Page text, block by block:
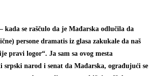
kada se raščulo da je Mađarska odlučila da
persone dramatis iz glasa zakukale da naš
pravi logor“. Ja sam sa ovog mesta
srpski narod i senat da Mađarska, ograđujući se